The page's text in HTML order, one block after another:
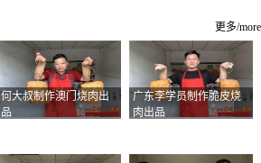
更多/more
何大叔制作澳门烧肉出
品
广东李学员制作脆皮烧
肉出品